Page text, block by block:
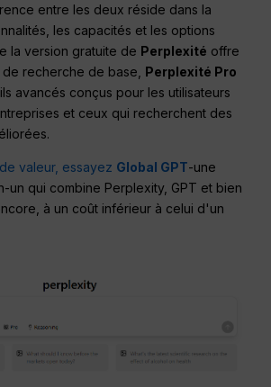
entre les deux réside dans la
les capacités et les options
la version gratuite de Perplexité offre
recherche de base, Perplexité Pro
avancés conçus pour les utilisateurs
et ceux qui recherchent des
valeur, essayez Global GPT-une
un qui combine Perplexity, GPT et bien
à un coût inférieur à celui d'un